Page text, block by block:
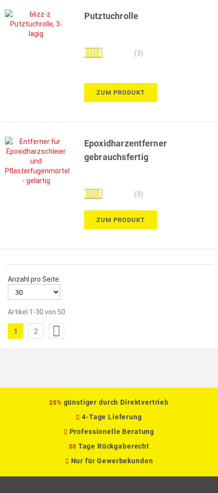
Putztuchrolle
Bewertung: (3)
ZUM PRODUKT
Epoxidharzentferner
gebrauchsfertig
Bewertung: (3)
ZUM PRODUKT
Anzahl pro Seite:
Artikel 1 -30 von 50
Sie
1 Seite
2
20% günstiger durch Direktvertrieb
4-Tage Lieferung
Professionelle Beratung
30 Tage Rückgaberecht
Nur für Gewerbekunden